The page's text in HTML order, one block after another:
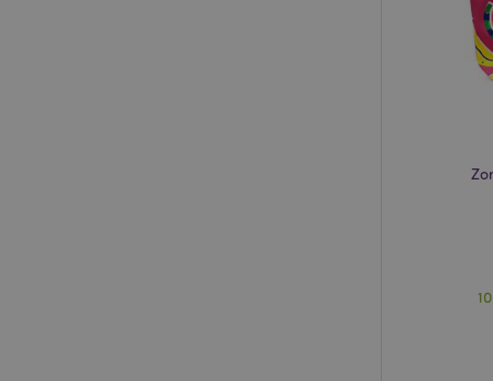
mage-cache-storage